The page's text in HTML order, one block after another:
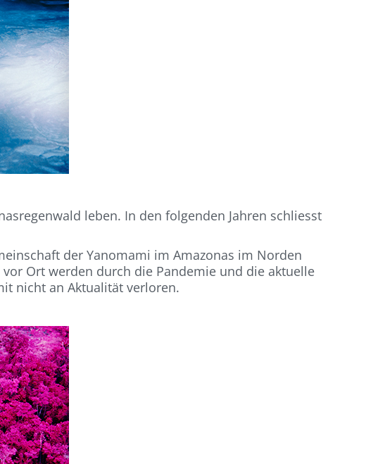
leben. In den folgenden Jahren schliesst
der Yanomami im Amazonas im Norden
Ort werden durch die Pandemie und die aktuelle
nicht an Aktualität verloren.